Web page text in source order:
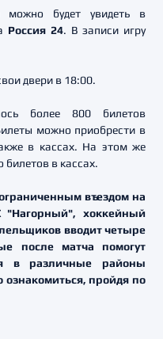
можно будет увидеть в
Россия 24. В записи игру
двери в 18:00.
более 800 билетов
можно приобрести в
в кассах. На этом же
билетов в кассах.
въездом на
"Нагорный", хоккейный
вводит четыре
после матча помогут
в различные районы
ознакомиться, пройдя по